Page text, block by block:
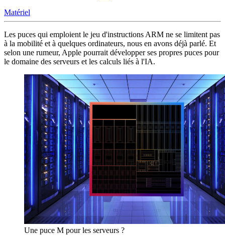
Matériel
Les puces qui emploient le jeu d'instructions ARM ne se limitent pas
à la mobilité et à quelques ordinateurs, nous en avons déjà parlé. Et
selon une rumeur, Apple pourrait développer ses propres puces pour
le domaine des serveurs et les calculs liés à l'IA.
Une puce M pour les serveurs ?